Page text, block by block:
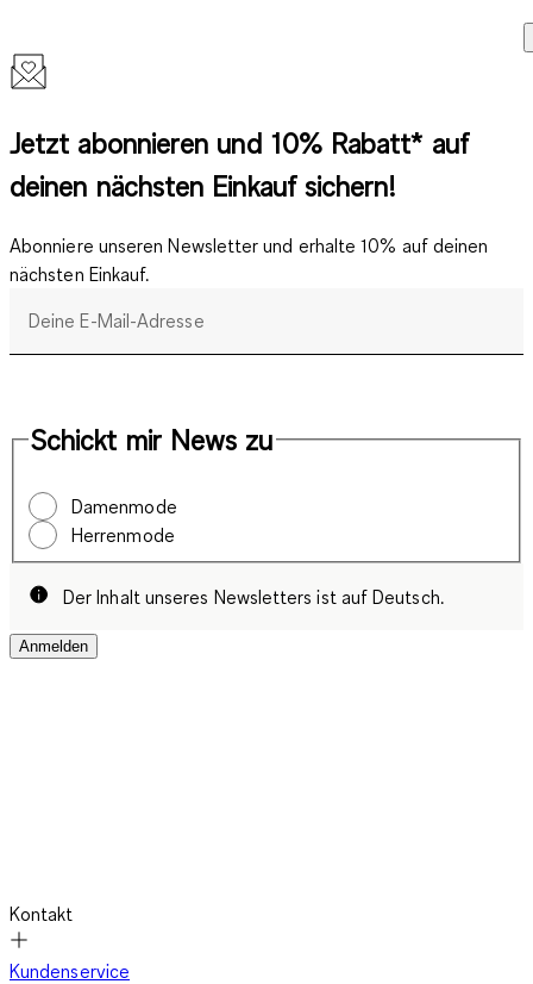
Jetzt abonnieren und 10% Rabatt* auf
deinen nächsten Einkauf sichern!
Abonniere unseren Newsletter und erhalte 10% auf deinen
nächsten Einkauf.
Deine E-Mail-Adresse
Schickt mir News zu
Damenmode
Herrenmode
Der Inhalt unseres Newsletters ist auf Deutsch.
Anmelden
Kontakt
Kundenservice